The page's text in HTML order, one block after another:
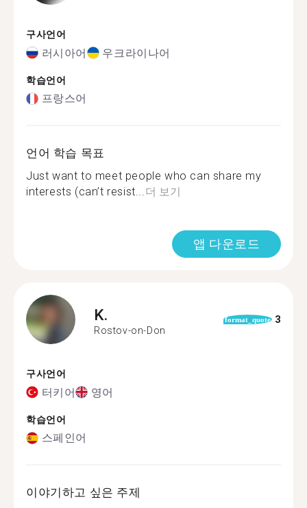
구사언어
러시아어 우크라이나어
학습언어
프랑스어
언어 학습 목표
Just want to meet people who can share my
interests (can’t resist...더 보기
앱 다운로드
K.
Rostov-on-Don
format_quote 3
구사언어
터키어 영어
학습언어
스페인어
이야기하고 싶은 주제